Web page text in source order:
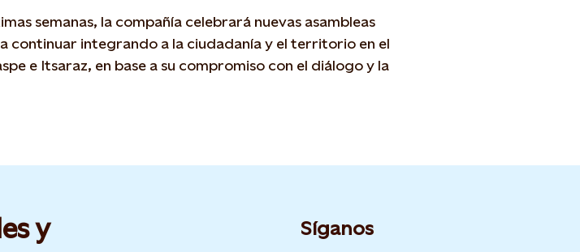
semanas, la compañía celebrará nuevas asambleas
continuar integrando a la ciudadanía y el territorio en el
e Itsaraz, en base a su compromiso con el diálogo y la
y
Síganos